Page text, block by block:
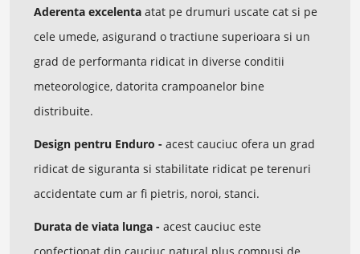
Aderenta excelenta atat pe drumuri uscate cat si pe
cele umede, asigurand o tractiune superioara si un
grad de performanta ridicat in diverse conditii
meteorologice, datorita crampoanelor bine
distribuite.
Design pentru Enduro - acest cauciuc ofera un grad
ridicat de siguranta si stabilitate ridicat pe terenuri
accidentate cum ar fi pietris, noroi, stanci.
Durata de viata lunga - acest cauciuc este